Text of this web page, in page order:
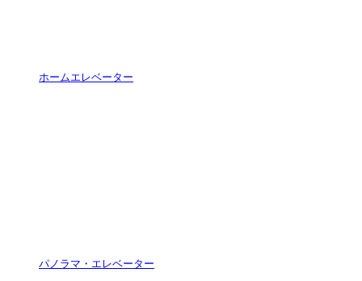
ホームエレベーター
パノラマ・エレベーター